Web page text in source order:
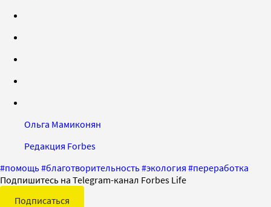
Ольга Мамиконян
Редакция Forbes
#помощь#благотворительность#экология #переработка
Подпишитесь на Telegram-канал Forbes Life
Подписаться